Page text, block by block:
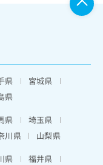
県
宮城県
県
県
埼玉県
川県
山梨県
県
福井県